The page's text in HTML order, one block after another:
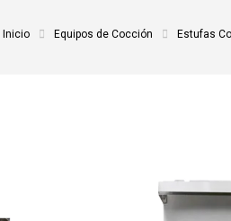
Inicio Equipos de Cocción Estufas